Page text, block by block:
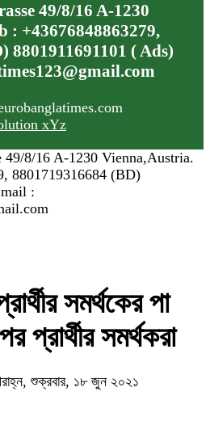
49/8/16 A-1230
: +43676848863279,
8801911691101 ( Ads)
xYz
49/8/16 A-1230 Vienna,Austria.
8801719316684 (BD)
:
সমর্থকের পা
প্রার্থীর সমর্থকরা
শুক্রবার, ১৮ জুন ২০২১